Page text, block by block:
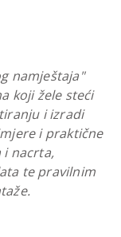
namještaja"
koji žele steći
i izradi
i praktične
i nacrta,
te pravilnim